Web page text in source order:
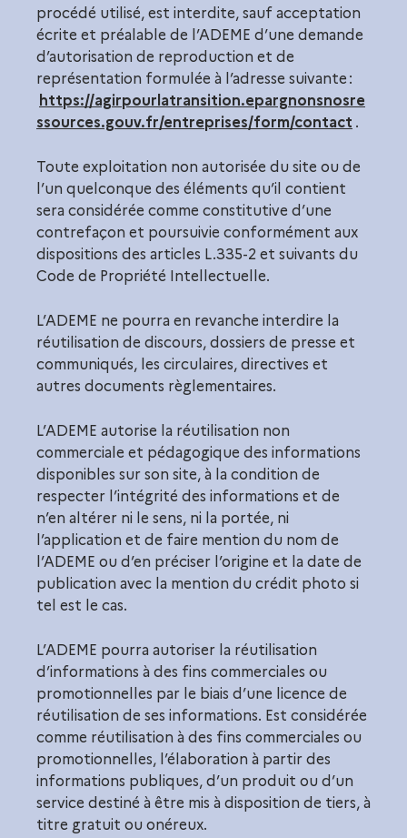
procédé utilisé, est interdite, sauf acceptation
écrite et préalable de l’ADEME d’une demande
d’autorisation de reproduction et de
représentation formulée à l’adresse suivante :
https://agirpourlatransition.epargnonsnosre
ssources.gouv.fr/entreprises/form/contact .
Toute exploitation non autorisée du site ou de
l’un quelconque des éléments qu’il contient
sera considérée comme constitutive d’une
contrefaçon et poursuivie conformément aux
dispositions des articles L.335-2 et suivants du
Code de Propriété Intellectuelle.
L’ADEME ne pourra en revanche interdire la
réutilisation de discours, dossiers de presse et
communiqués, les circulaires, directives et
autres documents règlementaires.
L’ADEME autorise la réutilisation non
commerciale et pédagogique des informations
disponibles sur son site, à la condition de
respecter l’intégrité des informations et de
n’en altérer ni le sens, ni la portée, ni
l’application et de faire mention du nom de
l’ADEME ou d’en préciser l’origine et la date de
publication avec la mention du crédit photo si
tel est le cas.
L’ADEME pourra autoriser la réutilisation
d’informations à des fins commerciales ou
promotionnelles par le biais d’une licence de
réutilisation de ses informations. Est considérée
comme réutilisation à des fins commerciales ou
promotionnelles, l’élaboration à partir des
informations publiques, d’un produit ou d’un
service destiné à être mis à disposition de tiers, à
titre gratuit ou onéreux.